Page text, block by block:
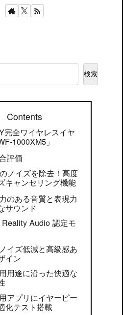
検索
Contents
完全ワイヤレスイヤ
1000XM5」
評価
ノイズを除去！高度
キャンセリング機能
のある音質と表現力
サウンド
Audio 認定モ
イズ低減と高級感あ
イン
用途に沿った快適な
アプリにイヤーピー
化テスト搭載